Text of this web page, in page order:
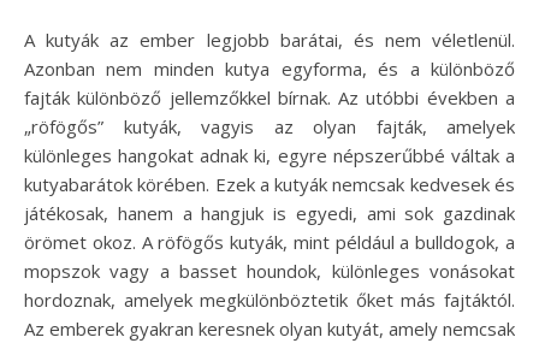
A kutyák az ember legjobb barátai, és nem véletlenül.
Azonban nem minden kutya egyforma, és a különböző
fajták különböző jellemzőkkel bírnak. Az utóbbi években a
„röfögős” kutyák, vagyis az olyan fajták, amelyek
különleges hangokat adnak ki, egyre népszerűbbé váltak a
kutyabarátok körében. Ezek a kutyák nemcsak kedvesek és
játékosak, hanem a hangjuk is egyedi, ami sok gazdinak
örömet okoz. A röfögős kutyák, mint például a bulldogok, a
mopszok vagy a basset houndok, különleges vonásokat
hordoznak, amelyek megkülönböztetik őket más fajtáktól.
Az emberek gyakran keresnek olyan kutyát, amely nemcsak